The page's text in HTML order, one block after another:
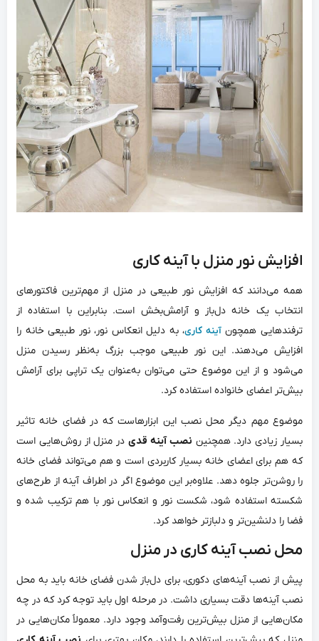
افزایش نور منزل با آینه کاری
همه می‌دانند که افزایش نور طبیعی در منزل از مهم‌ترین فاکتورهای
انتخاب یک خانه دل‌باز و آرامش‌بخش است. بنابراین با استفاده از
ترفندهایی همچونآینه کاری، به دلیل انعکاس نور، نور طبیعی خانه را
افزایش می‌دهند. این نور طبیعی موجب بزرگ به‌نظر رسیدن منزل
می‌شود و از این موضوع حتی می‌توان به‌عنوان یک تراپی برای آرامش
بیش‌تر اعضای خانواده استفاده کرد.
موضوع مهم دیگر محل نصب این ابزارهاست که در فضای خانه تاثیر
بسیار زیادی دارد. همچنین نصب آینه قدیدر منزل از روش‌هایی است
که هم برای اعضای خانه بسیار کاربردی است و هم می‌تواند فضای خانه
را روشن‌تر جلوه دهد. علاوه‌بر این موضوع اگر در اطراف آینه از طرح‌های
شکسته استفاده شود، شکست نور و انعکاس نور با هم ترکیب شده و
فضا را دلنشین‌تر و دلبازتر خواهد کرد.
محل نصب آینه کاری در منزل
پیش از نصب آینه‌های دکوری، برای دل‌باز شدن فضای خانه باید به محل
نصب آینه‌ها دقت بسیاری داشت. در مرحله اول باید توجه کرد که در چه
مکان‌هایی از منزل بیش‌ترین رفت‌و‌آمد وجود دارد. معمولاً مکان‌هایی در